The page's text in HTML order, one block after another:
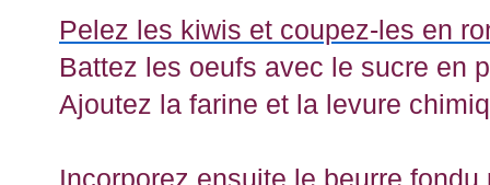
Pelez les kiwis et coupez-les en
Battez les oeufs avec le sucre en
Ajoutez la farine et la levure
Incorporez ensuite le beurre